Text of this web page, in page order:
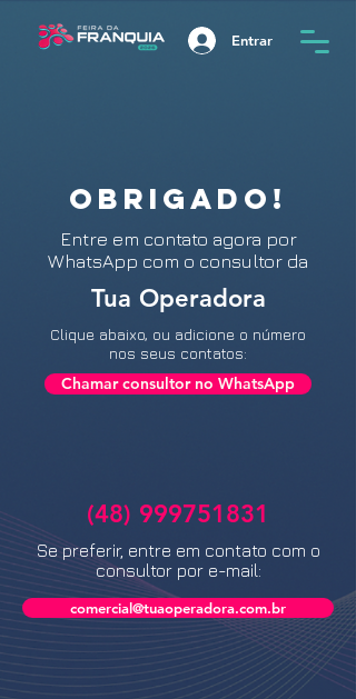
Entrar
OBRIGADO!
Entre em contato agora por
WhatsApp com o consultor da
Tua Operadora
Clique abaixo, ou adicione o número
nos seus contatos:
Chamar consultor no WhatsApp
(48) 999751831
Se preferir, entre em contato com o
consultor por e-mail:
comercial@tuaoperadora.com.br